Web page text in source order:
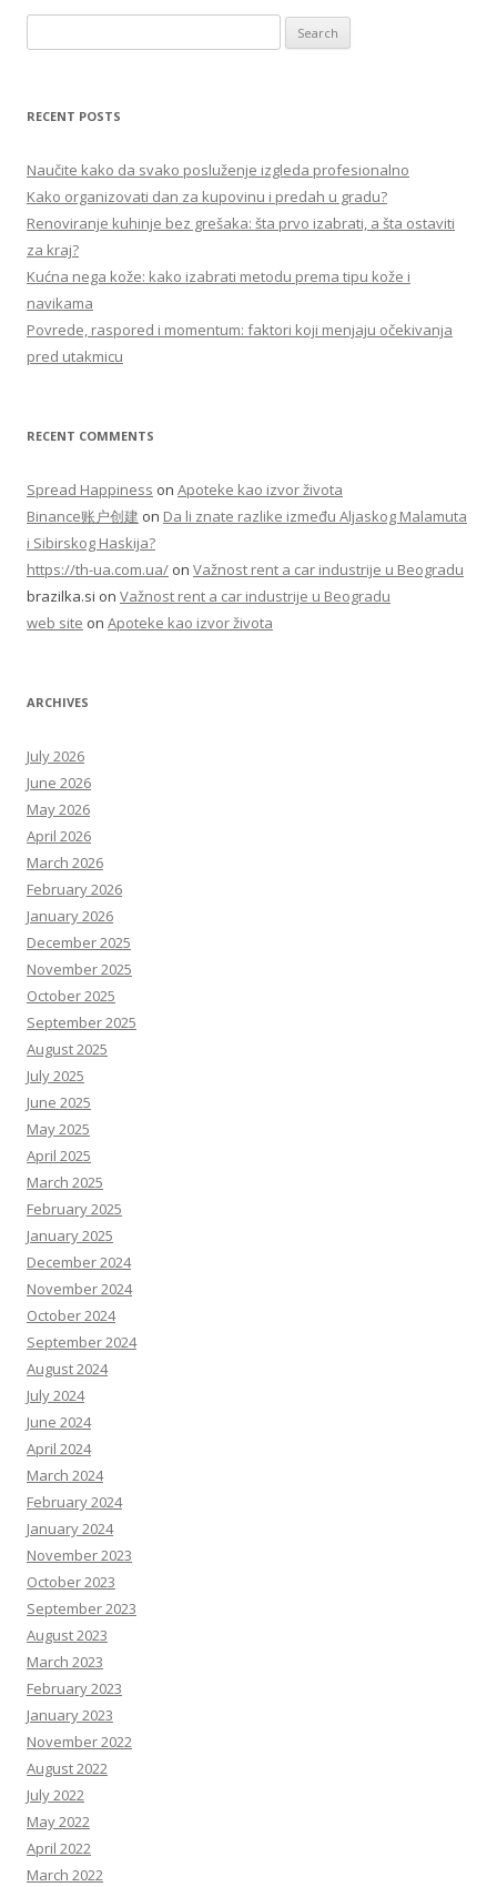
e
r
h
f
o
:
RECENT POSTS
Naučite kako da svako posluženje izgleda profesionalno
Kako organizovati dan za kupovinu i predah u gradu?
Renoviranje kuhinje bez grešaka: šta prvo izabrati, a šta ostaviti
za kraj?
Kućna nega kože: kako izabrati metodu prema tipu kože i
navikama
Povrede, raspored i momentum: faktori koji menjaju očekivanja
pred utakmicu
RECENT COMMENTS
Spread Happiness on Apoteke kao izvor života
Binance账户创建 on Da li znate razlike između Aljaskog Malamuta
i Sibirskog Haskija?
https://th-ua.com.ua/ on Važnost rent a car industrije u Beogradu
brazilka.si on Važnost rent a car industrije u Beogradu
web site on Apoteke kao izvor života
ARCHIVES
July 2026
June 2026
May 2026
April 2026
March 2026
February 2026
January 2026
December 2025
November 2025
October 2025
September 2025
August 2025
July 2025
June 2025
May 2025
April 2025
March 2025
February 2025
January 2025
December 2024
November 2024
October 2024
September 2024
August 2024
July 2024
June 2024
April 2024
March 2024
February 2024
January 2024
November 2023
October 2023
September 2023
August 2023
March 2023
February 2023
January 2023
November 2022
August 2022
July 2022
May 2022
April 2022
March 2022